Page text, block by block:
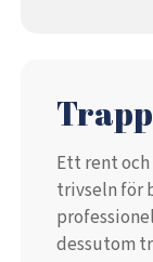
Ett rent
trivseln för
dessutom